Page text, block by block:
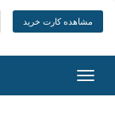
مشاهده کارت خرید